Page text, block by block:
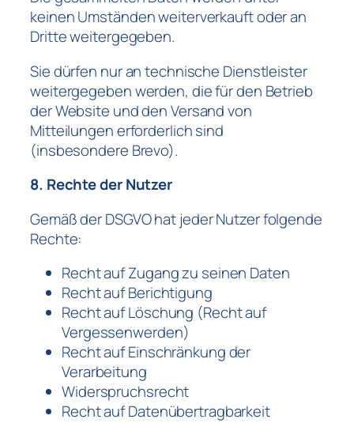
keinen Umständen weiterverkauft oder an
Dritte weitergegeben.
Sie dürfen nur an technische Dienstleister
weitergegeben werden, die für den Betrieb
der Website und den Versand von
Mitteilungen erforderlich sind
(insbesondere Brevo).
8. Rechte der Nutzer
Gemäß der DSGVO hat jeder Nutzer folgende
Rechte:
Recht auf Zugang zu seinen Daten
Recht auf Berichtigung
Recht auf Löschung (Recht auf
Vergessenwerden)
Recht auf Einschränkung der
Verarbeitung
Widerspruchsrecht
Recht auf Datenübertragbarkeit